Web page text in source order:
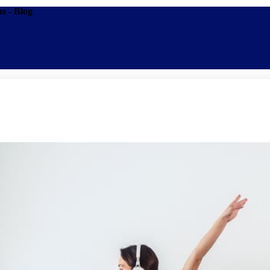
- Blog